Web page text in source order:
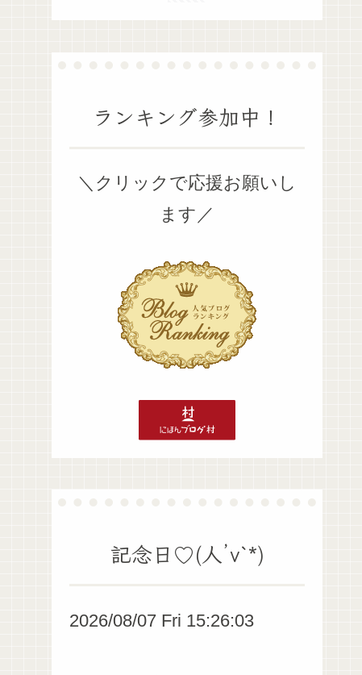
ランキング参加中！
＼クリックで応援お願いし
ます／
記念日♡(人’v`*)
2026/08/07 Fri 15:26:04